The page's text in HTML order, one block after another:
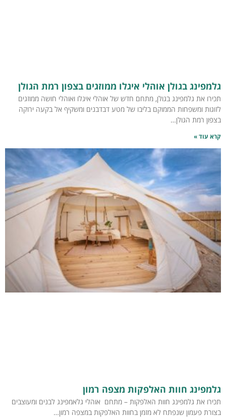
גלמפינג בגולן אוהלי איגלו ממוזגים בצפון רמת הגולן
תכירו את גלמפינג בגולן, מתחם חדש של אוהלי איגלו ואוהלי חושה ממוזגים
לזוגות ומשפחות הממוקם בליבו של מטע דבדבנים ומשקיף אל בקעה ירוקה
בצפון רמת הגולן…
קרא עוד »
גלמפינג חוות האלפקות מצפה רמון
תכירו את גלמפינג חוות האלפקות – מתחם אוהלי גלאמפינג לבנים ומעוצבים
בצורת פעמון שנפתח לא מזמן בחוות האלפקות במצפה רמון…